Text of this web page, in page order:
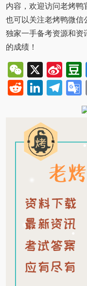
内容，欢迎访问老烤鸭
也可以关注老烤鸭微信
独家一手备考资源和资
的成绩！
WeChat
X
Reddit